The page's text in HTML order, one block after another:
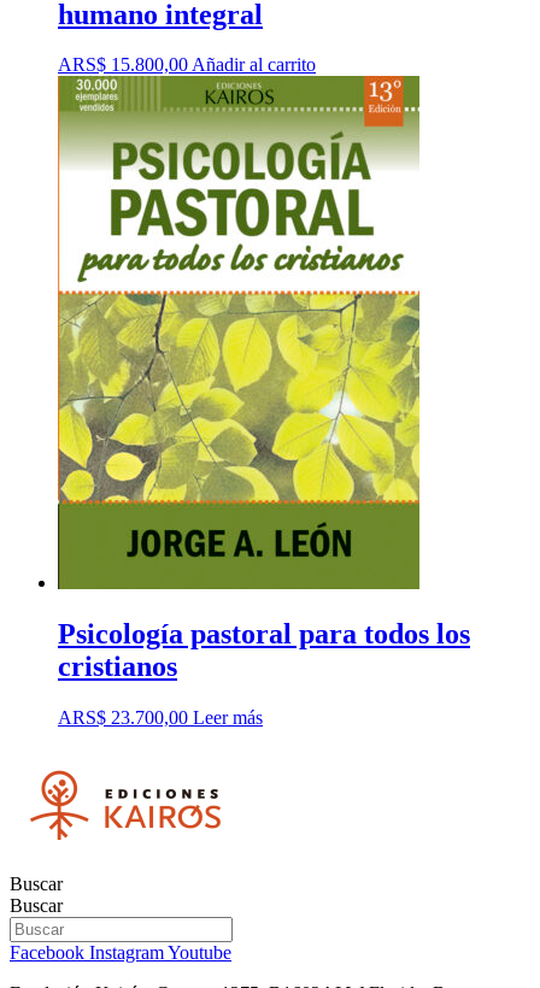
humano integral
ARS$ 15.800,00Añadir al carrito
Psicología pastoral para todos los
cristianos
ARS$ 23.700,00 Leer más
Buscar
Buscar
Facebook InstagramYoutube